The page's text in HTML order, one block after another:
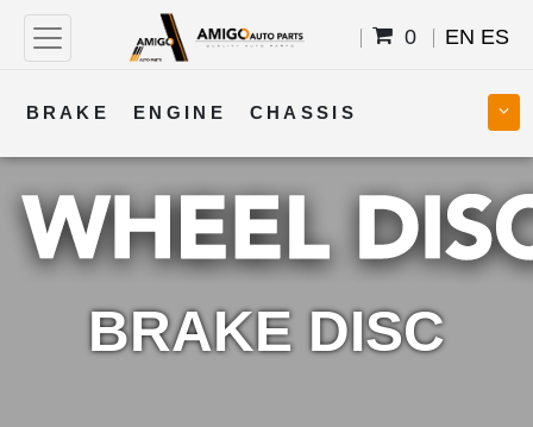
0 EN ES
BRAKE ENGINE CHASSIS
COOLING STEERING BODY
TRANSMISSION FUEL ELECTRICAL
BRAKE DISC